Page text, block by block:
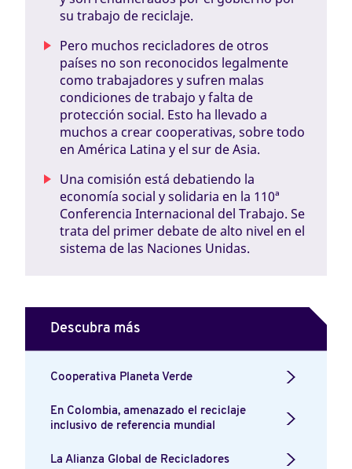
su trabajo de reciclaje.
Pero muchos recicladores de otros
países no son reconocidos legalmente
como trabajadores y sufren malas
condiciones de trabajo y falta de
protección social. Esto ha llevado a
muchos a crear cooperativas, sobre todo
en América Latina y el sur de Asia.
Una comisión está debatiendo la
economía social y solidaria en la 110ª
Conferencia Internacional del Trabajo. Se
trata del primer debate de alto nivel en el
sistema de las Naciones Unidas.
Descubra más
Cooperativa Planeta Verde
En Colombia, amenazado el reciclaje
inclusivo de referencia mundial
La Alianza Global de Recicladores